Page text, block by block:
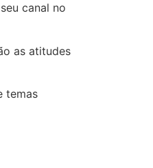
canal no
as atitudes
temas